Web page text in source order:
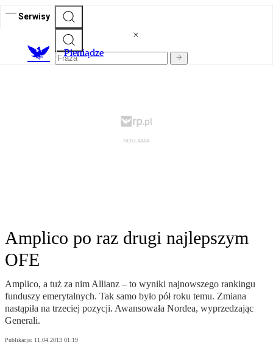
Serwisy
Pieniądze
Amplico po raz drugi najlepszym
OFE
Amplico, a tuż za nim Allianz – to wyniki najnowszego rankingu
funduszy emerytalnych. Tak samo było pół roku temu. Zmiana
nastąpiła na trzeciej pozycji. Awansowała Nordea, wyprzedzając
Generali.
Publikacja: 11.04.2013 01:19